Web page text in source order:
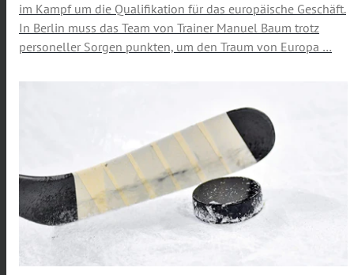
im Kampf um die Qualifikation für das europäische Geschäft.
In Berlin muss das Team von Trainer Manuel Baum trotz
personeller Sorgen punkten, um den Traum von Europa …